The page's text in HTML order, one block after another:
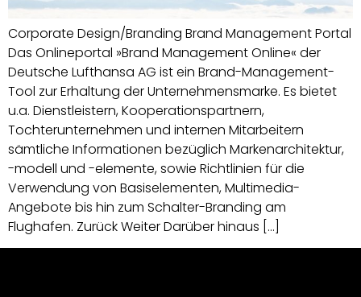
Corporate Design/Branding Brand Management Portal
Das Onlineportal »Brand Management Online« der
Deutsche Lufthansa AG ist ein Brand-Management-
Tool zur Erhaltung der Unternehmensmarke. Es bietet
u.a. Dienstleistern, Kooperationspartnern,
Tochterunternehmen und internen Mitarbeitern
sämtliche Informationen bezüglich Markenarchitektur,
-modell und -elemente, sowie Richtlinien für die
Verwendung von Basiselementen, Multimedia-
Angebote bis hin zum Schalter-Branding am
Flughafen. Zurück Weiter Darüber hinaus […]